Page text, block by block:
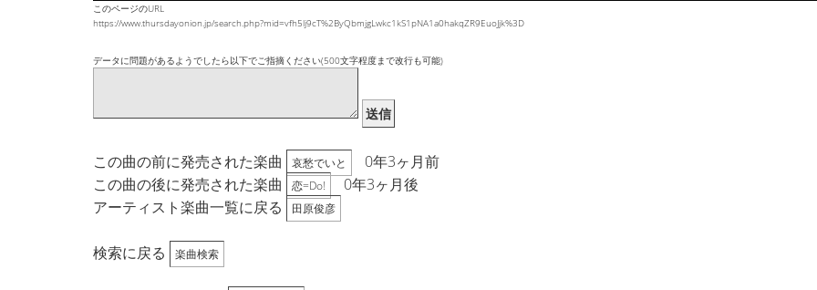
このページのURL
https://www.thursdayonion.jp/search.php?mid=vfh5lj9cT%2ByQbmjgLwkc1kS1pNA1a0hakqZR9EuoJjk%3D
データに問題があるようでしたら以下でご指摘ください(500文字程度まで改行も可能)
送信
この曲の前に発売された楽曲 哀愁でいと
0年3ヶ月前
この曲の後に発売された楽曲
恋=Do!
0年3ヶ月後
アーティスト楽曲一覧に戻る
田原俊彦
検索に戻る 楽曲検索